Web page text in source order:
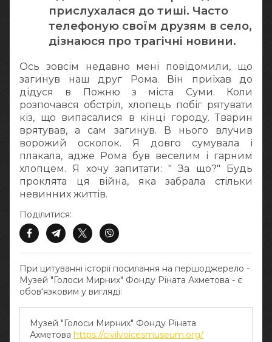
прислухалася до тиші. Часто
телефоную своїм друзям в село,
дізнаюся про трагічні новини.
Ось зовсім недавно мені повідомили, що
загинув наш друг Рома. Він приїхав до
дідуся в Пожню з міста Суми. Коли
розпочався обстріл, хлопець побіг рятувати
кіз, що випасалися в кінці городу. Тварин
врятував, а сам загинув. В нього влучив
ворожий осколок. Я довго сумувала і
плакала, адже Рома був веселим і гарним
хлопцем. Я хочу запитати: " За що?" Будь
проклята ця війна, яка забрала стільки
невинних життів.
При цитуванні історії посилання на першоджерело -
Музей "Голоси Мирних" Фонду Ріната Ахметова - є
обов‘язковим у вигляді:
Музей "Голоси Мирних" Фонду Ріната
Ахметова https://civilvoicesmuseum.org/
Поділитися: